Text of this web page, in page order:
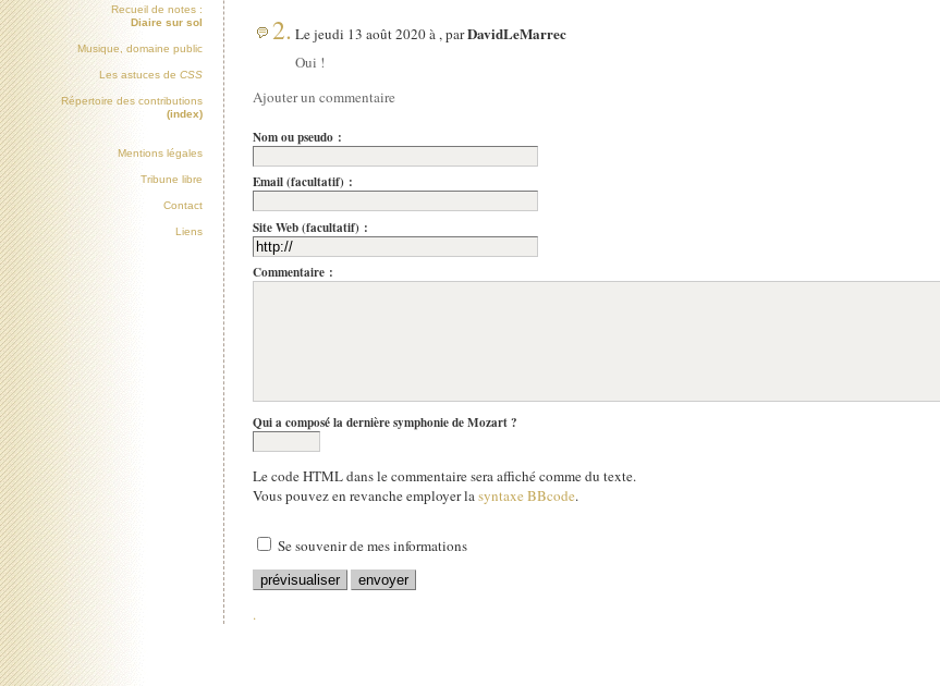
2. Le jeudi 13 août 2020 à , parDavidLeMarrec
Oui !
Ajouter un commentaire
Nom ou pseudo :
Email (facultatif) :
Site Web (facultatif) :
Commentaire :
Qui a composé la dernière symphonie de Mozart ?
Le code HTML dans le commentaire sera affiché comme du texte.
Vous pouvez en revanche employer lasyntaxe BBcode.
Se souvenir de mes informations
.
Recueil de notes :
Diaire sur sol
Musique, domaine public
Les astuces de CSS
Répertoire des contributions
(index)
Mentions légales
Tribune libre
Contact
Liens